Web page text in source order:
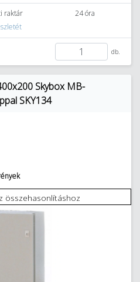
raktár
24 óra
db.
Skybox MB-
SKY134
összehasonlításhoz